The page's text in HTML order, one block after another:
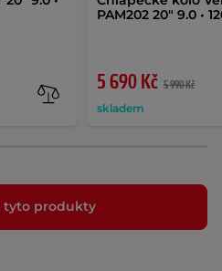
PAM202 20" 9.0 •
5 690 Kč 5 990 Kč
skladem
tyto produkty